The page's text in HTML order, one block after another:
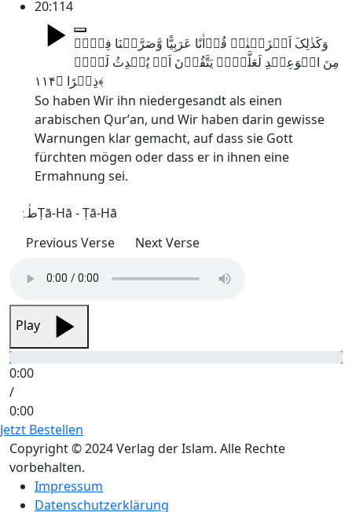
20:114
وَکَذٰلِکَ اَنۡزَلۡنٰہُ قُرۡاٰنًا عَرَبِیًّا وَّصَرَّفۡنَا فِیۡہِ
مِنَ الۡوَعِیۡدِ لَعَلَّہُمۡ یَتَّقُوۡنَ اَوۡ یُحۡدِثُ لَہُمۡ
ذِکۡرًا ﴿۱۱۴﴾
So haben Wir ihn niedergesandt als einen
arabischen Qurʼan, und Wir haben darin gewisse
Warnungen klar gemacht, auf dass sie Gott
fürchten mögen oder dass er in ihnen eine
Ermahnung sei.
طٰہٰṬā-Hā - Ṭā-Hā
Previous Verse
Next Verse
Play
0:00
/
0:00
Jetzt Bestellen
Copyright © 2024 Verlag der Islam. Alle Rechte
vorbehalten.
Impressum
Datenschutzerklärung